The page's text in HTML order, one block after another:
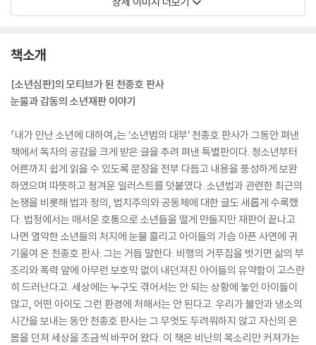
책소개
[소년심판]의 모티브가 된 천종호 판사
눈물과 감동의 소년재판 이야기
『내가 만난 소년에 대하여』는 ‘소년범의 대부’ 천종호 판사가 그동안 펴낸
책에서 독자의 공감을 크게 받은 글을 추려 펴낸 특별판이다. 청소년부터
어른까지 쉽게 읽을 수 있도록 문장을 전부 다듬고 내용을 풍성하게 보완
하였으며 따뜻하고 정겨운 일러스트를 덧붙였다. 소년법과 관련한 최근의
논쟁을 비롯해 법과 정의, 법치주의와 공동체에 대한 글도 새롭게 수록했
다. 법정에서는 매서운 호통으로 소년들을 떨게 만들지만 재판이 끝나고
나면 열악한 소년들의 처지에 눈물 흘리고 아이들의 가슴 아픈 사연에 귀
기울여 온 천종호 판사. 그는 거듭 말한다. 비행의 거푸집을 벗기면 삶의 부
조리와 폭력 앞에 아무런 보호막 없이 내던져진 아이들의 유약함이 고스란
히 드러난다고. 세상에는 누구도 겪어서는 안 되는 상황에 놓인 아이들이
많고, 어떤 아이도 그런 환경에 처해서는 안 된다고. 우리가 불안과 냉소의
시간을 보내는 동안 천종호 판사는 그 무엇도 두려워하지 않고 자신의 온
몸을 던져 세상을 조금씩 바꾸어 왔다. 이 책은 비난의 목소리만 커져가는